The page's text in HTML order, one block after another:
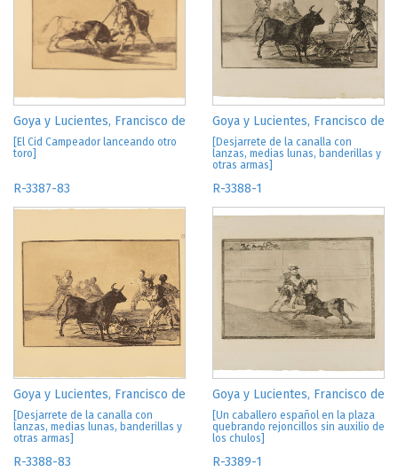
Reed. enCatorce visiones en torno a Goya. Diputación
General de Aragón, Zaragoza, 1996
WILSON BAREAU, J., SANTIAGO PÁEZ, E.,"Ydioma Universal":
Goya en la Biblioteca Nacional, Biblioteca Nacional,
CUENCA, M.L., DOCAMPO, J., VINATEA, P., Catálogo de las
estampas de Goya en la Biblioteca Nacional, Biblioteca
Nacional, Sociedad Estatal Goya 96 y Lunwerg, Madrid, 1996,
Goya, la mirada crítica,
Museo Nacional de Artes Visuales y
Embajada de España en Uruguay, Instituto de Cooperación
Iberoamericana y Calcografía Nacional, Montevideo, Madrid,
CARRETE PARRONDO, J., "Francisco de Goya, de realidades
taurinas a sueños disparatados", enGoya, La Tauromaquia y
Los Proverbios o Disparates
. Caixavigo, Vigo, 1998, 5-68
HECKES, F.I., "Goya's Tauromaquia: A Criticism of
Bullfighting?" enPrint Quarterly, Quarterly Limited, Londres,
MATILLA, J.M., MEDRANO, J.M.,
El libro de la Tauromaquia.
Francisco de Goya. La fortuna crítica. El proceso de creación
gráfica: dibujos, pruebas de estado, láminas de cobre y
estampas de edición. Museo Nacional del Prado, Madrid,
2001, 58-60, [157-161]
ROGLÁN, M. A.,
Goya's mastery in prints: "La Tauromaquia"
Goya y Lucientes, Francisco de
[El Cid Campeador lanceando otro
toro]
Goya y Lucientes, Francisco de
[Desjarrete de la canalla con
lanzas, medias lunas, banderillas y
otras armas]
R-3387-83
Goya y Lucientes, Francisco de
[Desjarrete de la canalla con
lanzas, medias lunas, banderillas y
otras armas]
R-3388-1
Goya y Lucientes, Francisco de
[Un caballero español en la plaza
quebrando rejoncillos sin auxilio de
los chulos]
R-3388-83 R-3389-1